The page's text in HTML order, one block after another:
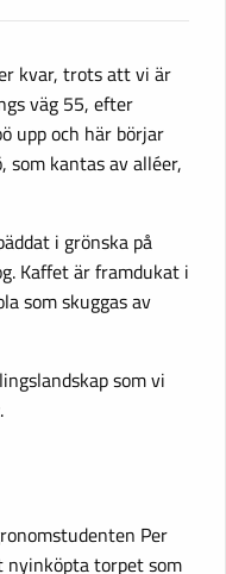
kvar, trots att vi är
väg 55, efter
upp och här börjar
som kantas av alléer,
i grönska på
Kaffet är framdukat i
som skuggas av
som vi
Per
nyinköpta torpet som